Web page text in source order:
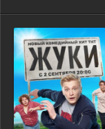
лучший вариант
человека. Герой
деньги относит в
очередная